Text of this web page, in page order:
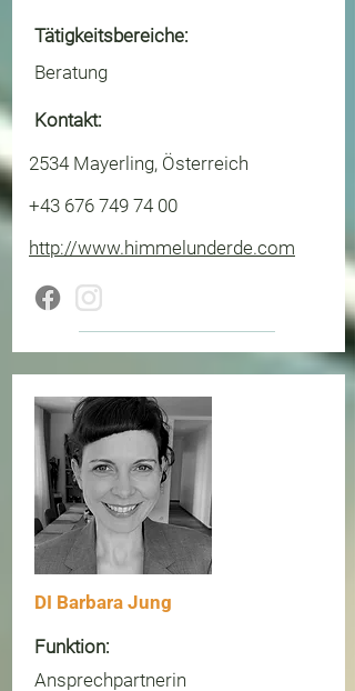
Tätigkeitsbereiche:
Beratung
Kontakt:
2534 Mayerling, Österreich
+43 676 749 74 00
http://www.himmelunderde.com
DI Barbara Jung
Funktion:
Ansprechpartnerin